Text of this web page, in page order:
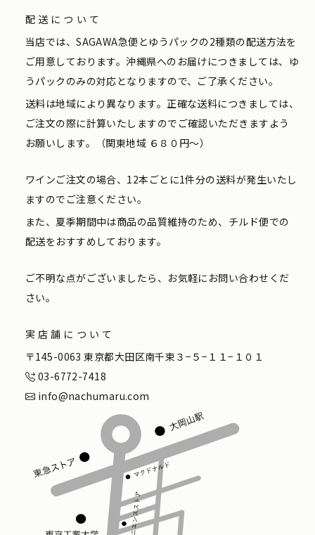
配送について
当店では、SAGAWA急便とゆうパックの2種類の配送方法を
ご用意しております。沖縄県へのお届けにつきましては、ゆ
うパックのみの対応となりますので、ご了承ください。
送料は地域により異なります。正確な送料につきましては、
ご注文の際に計算いたしますのでご確認いただきますよう
お願いします。（関東地域 ６８０円〜）
ワインご注文の場合、12本ごとに1件分の送料が発生いたし
ますのでご注意ください。
また、夏季期間中は商品の品質維持のため、チルド便での
配送をおすすめしております。
ご不明な点がございましたら、お気軽にお問い合わせくだ
さい。
実店舗について
〒145-0063 東京都大田区南千束３−５−１１−１０１
03-6772-7418
info@nachumaru.com